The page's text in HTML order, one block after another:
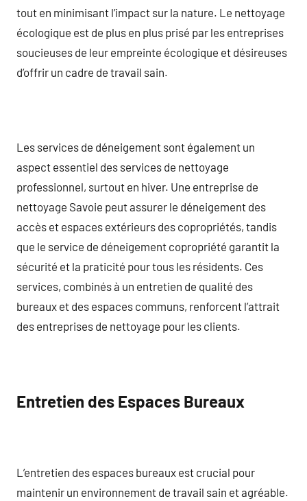
tout en minimisant l’impact sur la nature. Le nettoyage
écologique est de plus en plus prisé par les entreprises
soucieuses de leur empreinte écologique et désireuses
d’offrir un cadre de travail sain.
Les services de déneigement sont également un
aspect essentiel des services de nettoyage
professionnel, surtout en hiver. Une entreprise de
nettoyage Savoie peut assurer le déneigement des
accès et espaces extérieurs des copropriétés, tandis
que le service de déneigement copropriété garantit la
sécurité et la praticité pour tous les résidents. Ces
services, combinés à un entretien de qualité des
bureaux et des espaces communs, renforcent l’attrait
des entreprises de nettoyage pour les clients.
Entretien des Espaces Bureaux
L’entretien des espaces bureaux est crucial pour
maintenir un environnement de travail sain et agréable.